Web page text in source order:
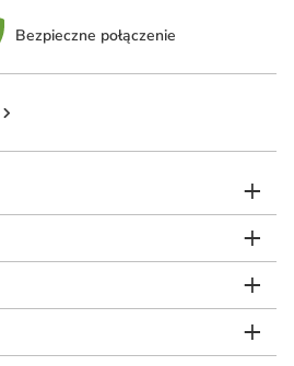
Bezpieczne połączenie